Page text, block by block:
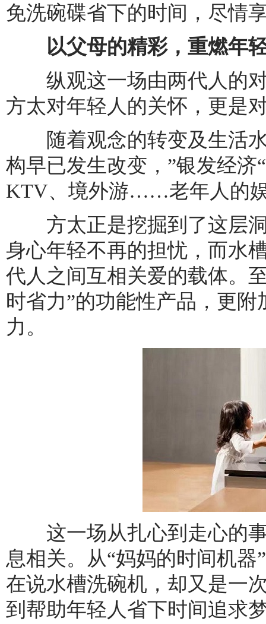
免洗碗碟省下的时间，尽情
以父母的精彩，重燃年
纵观这一场由两代人的对
方太对年轻人的关怀，更是
随着观念的转变及生活水
构早已发生改变，”银发经
KTV、境外游……老年人的
方太正是挖掘到了这层洞
身心年轻不再的担忧，而水
代人之间互相关爱的载体。
时省力”的功能性产品，更
力。
这一场从扎心到走心的事
息相关。从“妈妈的时间机器
在说水槽洗碗机，却又是一
到帮助年轻人省下时间追求